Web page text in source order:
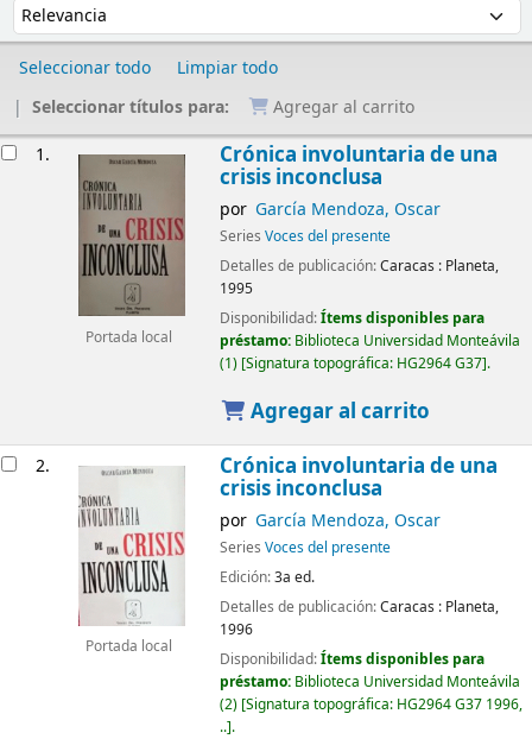
Seleccionar todo
Limpiar todo
Seleccionar títulos para:
Agregar al carrito
1.
Portada local
Crónica involuntaria de una
crisis inconclusa
por García Mendoza, Oscar
Series Voces del presente
Detalles de publicación:Caracas : Planeta,
1995
Disponibilidad:Ítems disponibles para
préstamo: Biblioteca Universidad Monteávila
(1) Signatura topográfica: HG2964 G37 .
Agregar al carrito
2.
Portada local
Crónica involuntaria de una
crisis inconclusa
por García Mendoza, Oscar
Series Voces del presente
Edición:3a ed.
Detalles de publicación:Caracas : Planeta,
1996
Disponibilidad:Ítems disponibles para
préstamo: Biblioteca Universidad Monteávila
(2) Signatura topográfica: HG2964 G37 1996,
.. .